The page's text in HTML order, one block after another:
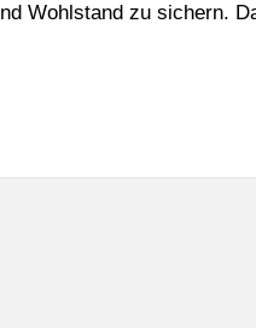
Wohlstand zu sichern.